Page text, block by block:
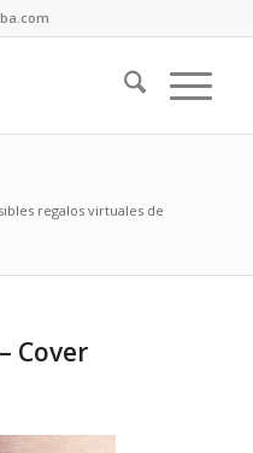
regalos virtuales de
Cover